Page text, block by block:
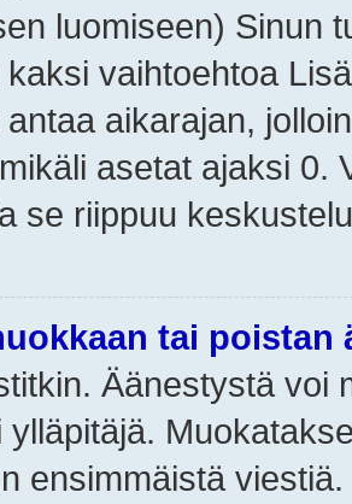
luomiseen) Sinun
vaihtoehtoa
aikarajan,
asetat ajaksi 0.
se riippuu
tai poistan
Äänestystä voi
ylläpitäjä.
ensimmäistä